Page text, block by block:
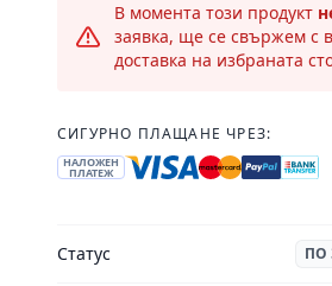
В момента този продукт
заявка, ще се свържем с
доставка на избраната
СИГУРНО ПЛАЩАНЕ ЧРЕЗ:
НАЛОЖЕН
ПЛАТЕЖ
Статус ПО